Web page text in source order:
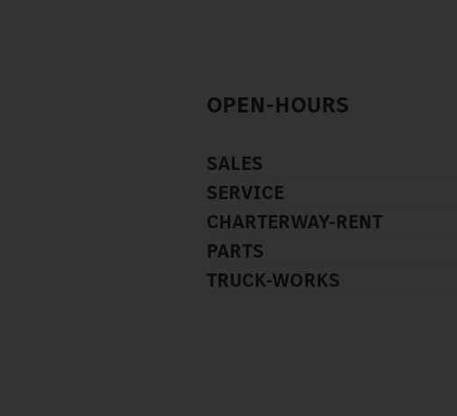
OPEN-HOURS
SALES
SERVICE
CHARTERWAY-RENT
PARTS
TRUCK-WORKS